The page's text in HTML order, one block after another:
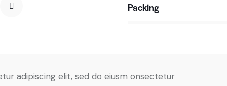
Packing
adipiscing elit, sed do eiusm onsectetur